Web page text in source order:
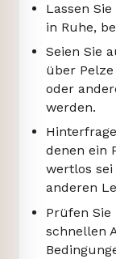
Lassen
in Ruhe,
Seien Sie
über
oder
werden.
denen ein
wertlos
anderen
Prüfen Sie
schnellen